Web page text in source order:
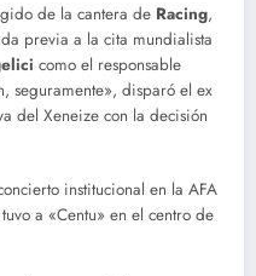
de la cantera de Racing,
previa a la cita mundialista
como el responsable
seguramente», disparó el ex
del Xeneize con la decisión
institucional en la AFA
a «Centu» en el centro de